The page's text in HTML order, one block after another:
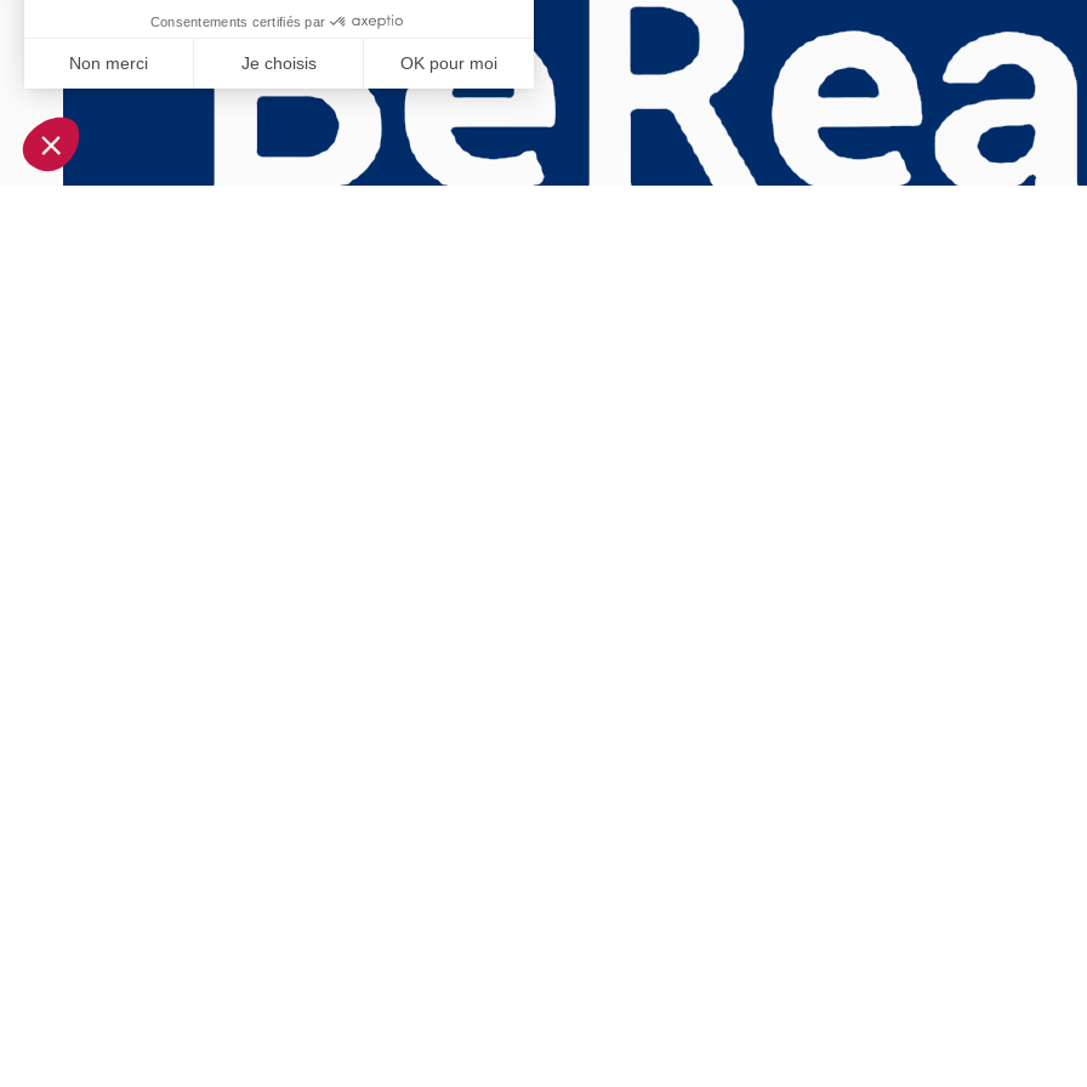
Consentements certifiés par
Non merci Je choisis OK pour moi
Plateforme de Gestion du Consentement : Personnalisez vos Options
Notre plateforme vous permet d'adapter et de gérer vos paramètres de confidentialité, en garantissant la conformité avec